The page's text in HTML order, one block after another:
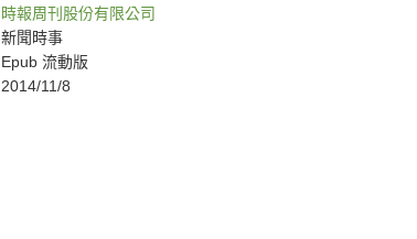
時報周刊股份有限公司
新聞時事
Epub 流動版
2014/11/8